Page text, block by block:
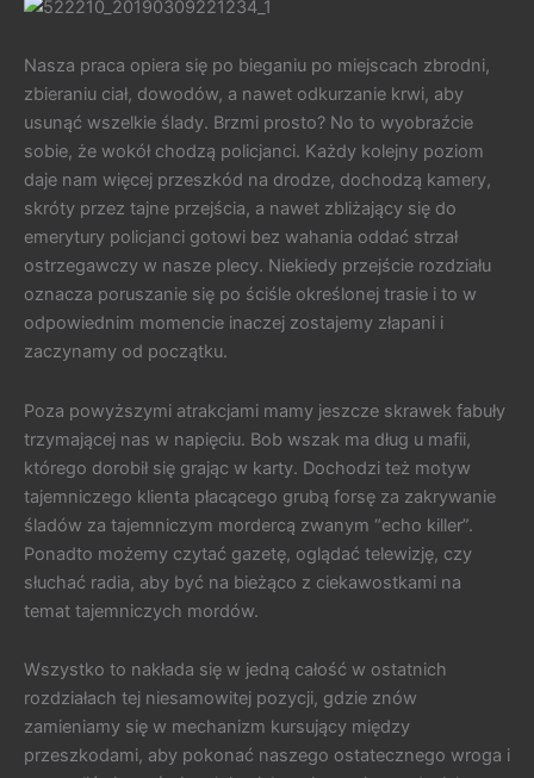
Nasza praca opiera się po bieganiu po miejscach zbrodni,
zbieraniu ciał, dowodów, a nawet odkurzanie krwi, aby
usunąć wszelkie ślady. Brzmi prosto? No to wyobraźcie
sobie, że wokół chodzą policjanci. Każdy kolejny poziom
daje nam więcej przeszkód na drodze, dochodzą kamery,
skróty przez tajne przejścia, a nawet zbliżający się do
emerytury policjanci gotowi bez wahania oddać strzał
ostrzegawczy w nasze plecy. Niekiedy przejście rozdziału
oznacza poruszanie się po ściśle określonej trasie i to w
odpowiednim momencie inaczej zostajemy złapani i
zaczynamy od początku.
Poza powyższymi atrakcjami mamy jeszcze skrawek fabuły
trzymającej nas w napięciu. Bob wszak ma dług u mafii,
którego dorobił się grając w karty. Dochodzi też motyw
tajemniczego klienta płacącego grubą forsę za zakrywanie
śladów za tajemniczym mordercą zwanym “echo killer”.
Ponadto możemy czytać gazetę, oglądać telewizję, czy
słuchać radia, aby być na bieżąco z ciekawostkami na
temat tajemniczych mordów.
Wszystko to nakłada się w jedną całość w ostatnich
rozdziałach tej niesamowitej pozycji, gdzie znów
zamieniamy się w mechanizm kursujący między
przeszkodami, aby pokonać naszego ostatecznego wroga i